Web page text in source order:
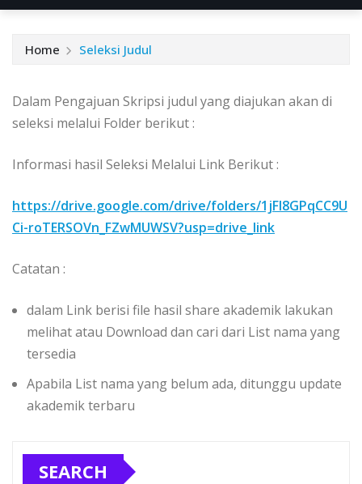
Home Seleksi Judul
Dalam Pengajuan Skripsi judul yang diajukan akan di
seleksi melalui Folder berikut :
Informasi hasil Seleksi Melalui Link Berikut :
https://drive.google.com/drive/folders/1jFl8GPqCC9U
Ci-roTERSOVn_FZwMUWSV?usp=drive_link
Catatan :
dalam Link berisi file hasil share akademik lakukan
melihat atau Download dan cari dari List nama yang
tersedia
Apabila List nama yang belum ada, ditunggu update
akademik terbaru
SEARCH